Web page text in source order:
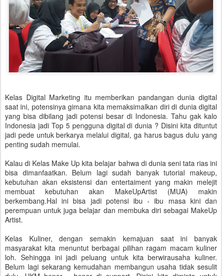
Kelas Digital Marketing itu memberikan pandangan dunia digital
saat ini, potensinya gimana kita memaksimalkan diri di dunia digital
yang bisa dibilang jadi potensi besar di Indonesia. Tahu gak kalo
Indonesia jadi Top 5 pengguna digital di dunia ? Disini kita dituntut
jadi pede untuk berkarya melalui digital, ga harus bagus dulu yang
penting sudah memulai.
Kalau di Kelas Make Up kita belajar bahwa di dunia seni tata rias ini
bisa dimanfaatkan. Belum lagi sudah banyak tutorial makeup,
kebutuhan akan eksistensi dan entertaiment yang makin melejit
membuat kebutuhan akan MakeUpArtist (MUA) makin
berkembang.Hal ini bisa jadi potensi ibu - ibu masa kini dan
perempuan untuk juga belajar dan membuka diri sebagai MakeUp
Artist.
Kelas Kuliner, dengan semakin kemajuan saat ini banyak
masyarakat kita menuntut berbagai pilihan ragam macam kuliner
loh. Sehingga ini jadi peluang untuk kita berwirausaha kuliner.
Belum lagi sekarang kemudahan membangun usaha tidak sesulit